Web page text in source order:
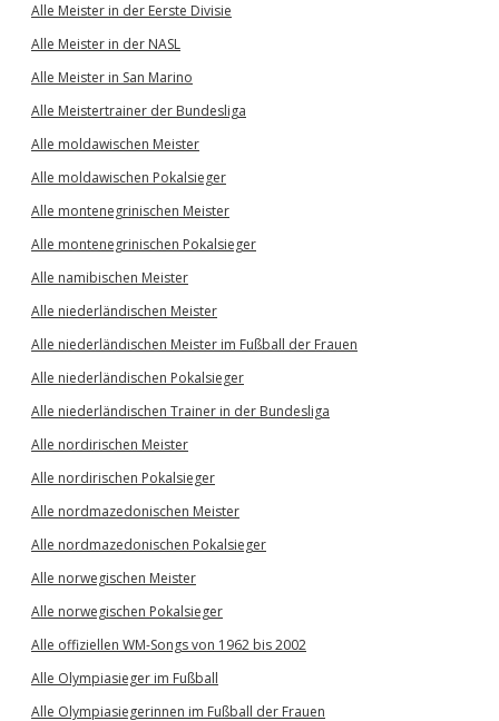
Alle Meister in der Eerste Divisie
Alle Meister in der NASL
Alle Meister in San Marino
Alle Meistertrainer der Bundesliga
Alle moldawischen Meister
Alle moldawischen Pokalsieger
Alle montenegrinischen Meister
Alle montenegrinischen Pokalsieger
Alle namibischen Meister
Alle niederländischen Meister
Alle niederländischen Meister im Fußball der Frauen
Alle niederländischen Pokalsieger
Alle niederländischen Trainer in der Bundesliga
Alle nordirischen Meister
Alle nordirischen Pokalsieger
Alle nordmazedonischen Meister
Alle nordmazedonischen Pokalsieger
Alle norwegischen Meister
Alle norwegischen Pokalsieger
Alle offiziellen WM-Songs von 1962 bis 2002
Alle Olympiasieger im Fußball
Alle Olympiasiegerinnen im Fußball der Frauen